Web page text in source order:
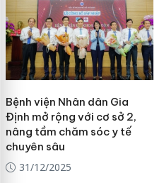
Bệnh viện Nhân dân Gia
Định mở rộng với cơ sở 2,
nâng tầm chăm sóc y tế
chuyên sâu
31/12/2025